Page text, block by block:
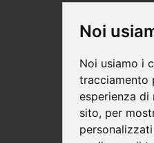
Noi
Noi usiamo i
tracciamento
esperienza di
sito, per
Modalità